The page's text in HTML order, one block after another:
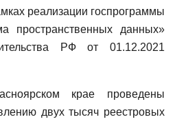
реализации госпрограммы
пространственных данных»
РФ от 01.12.2021
крае проведены
двух тысяч реестровых